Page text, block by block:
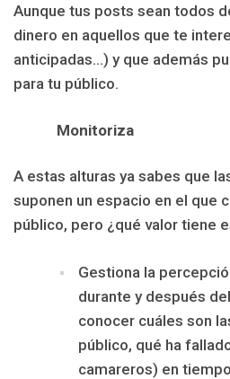
Aunque tus posts sean todos
dinero en aquellos que te
anticipadas…) y que además
para tu público.
Monitoriza
A estas alturas ya sabes que
suponen un espacio en el que
público, pero ¿qué valor tiene
Gestiona la
durante y después
conocer cuáles son
público, qué ha
camareros) en